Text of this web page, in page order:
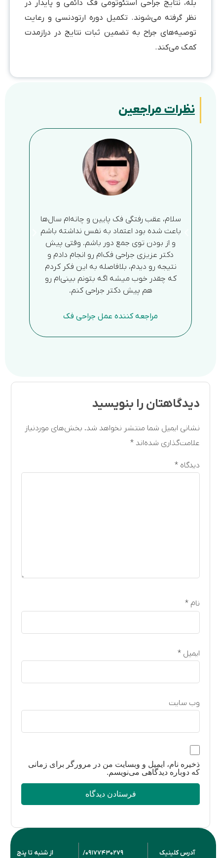
بله، نتایج جراحی استئوتومی فک دائمی و پایدار در
نظر گرفته می‌شوند. تکمیل دوره ارتودنسی و رعایت
توصیه‌های جراح به تضمین ثبات نتایج در درازمدت
کمک می‌کند.
نظرات مراجعین
سلام، عقب رفتگی فک پایین و چانه‌ام سال‌ها
باعث شده بود اعتماد به نفس نداشته باشم
و از بودن توی جمع دور باشم. وقتی پیش
دکتر عزیزی جراحی فک‌ام رو انجام دادم و
نتیجه رو دیدم، بلافاصله به این فکر کردم
که چقدر خوب میشه اگه بتونم بینی‌ام رو
هم پیش دکتر جراحی کنم.
مراجعه کننده عمل جراحی فک
دیدگاهتان را بنویسید
نشانی ایمیل شما منتشر نخواهد شد. بخش‌های موردنیاز
علامت‌گذاری شده‌اند*
دیدگاه*
نام*
ایمیل*
وب‌ سایت
ذخیره نام، ایمیل و وبسایت من در مرورگر برای زمانی
که دوباره دیدگاهی می‌نویسم.
آدرس کلینیک
۰۹۱۷۷۴۳۰۲۷۹/
از شنبه تا پنج